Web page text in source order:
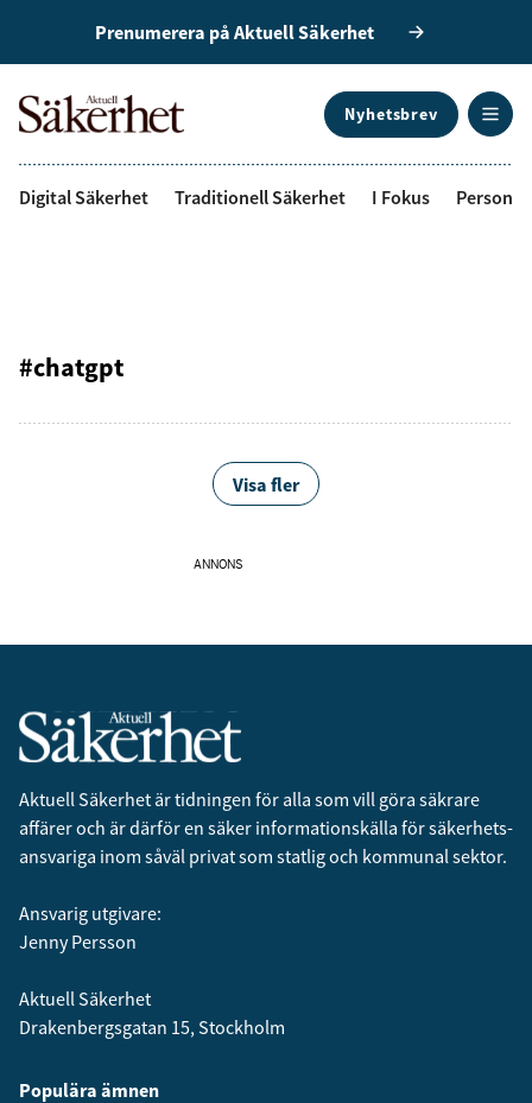
Prenumerera på Aktuell Säkerhet
Nyhetsbrev
Digital Säkerhet Traditionell Säkerhet I Fokus
#chatgpt
Visa fler
ANNONS
Aktuell Säkerhet är tidningen för alla som vill göra säkrare
affärer och är därför en säker informationskälla för säkerhets­
ansvariga inom såväl privat som statlig och kommunal sektor.
Ansvarig utgivare:
Jenny Persson
Aktuell Säkerhet
Drakenbergsgatan 15, Stockholm
Populära ämnen